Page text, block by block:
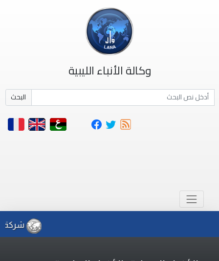
وكالة الأنباء الليبية
البحث
شركة